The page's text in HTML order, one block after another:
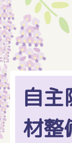
自
材整